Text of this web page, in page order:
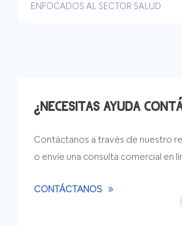
ENFOCADOS AL SECTOR SALUD
¿NECESITAS AYUDA
Contáctanos a través de nuestro
o envíe una consulta comercial en
CONTÁCTANOS